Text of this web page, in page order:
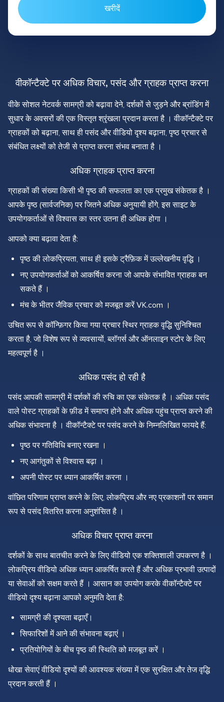
खरीदें
वीकॉन्टैक्टे पर अधिक विचार, पसंद और ग्राहक प्राप्त करना
वीके सोशल नेटवर्क सामग्री को बढ़ावा देने, दर्शकों से जुड़ने और ब्रांडिंग में
सुधार के अवसरों की एक विस्तृत श्रृंखला प्रदान करता है । वीकॉन्टैक्टे पर
ग्राहकों को बढ़ाना, साथ ही पसंद और वीडियो दृश्य बढ़ाना, पृष्ठ प्रचार से
संबंधित लक्ष्यों को तेजी से प्राप्त करना संभव बनाता है ।
अधिक ग्राहक प्राप्त करना
ग्राहकों की संख्या किसी भी पृष्ठ की सफलता का एक प्रमुख संकेतक है ।
आपके पृष्ठ (सार्वजनिक) पर जितने अधिक अनुयायी होंगे, इस साइट के
उपयोगकर्ताओं से विश्वास का स्तर उतना ही अधिक होगा ।
आपको क्या बढ़ावा देता है:
पृष्ठ की लोकप्रियता, साथ ही इसके ट्रैफ़िक में उल्लेखनीय वृद्धि ।
नए उपयोगकर्ताओं को आकर्षित करना जो आपके संभावित ग्राहक बन
सकते हैं ।
मंच के भीतर जैविक प्रचार को मजबूत करें VK.com ।
उचित रूप से कॉन्फ़िगर किया गया प्रचार स्थिर ग्राहक वृद्धि सुनिश्चित
करता है, जो विशेष रूप से व्यवसायों, ब्लॉगर्स और ऑनलाइन स्टोर के लिए
महत्वपूर्ण है ।
अधिक पसंद हो रही है
पसंद आपकी सामग्री में दर्शकों की रुचि का एक संकेतक है । अधिक पसंद
वाले पोस्ट ग्राहकों के फ़ीड में समाप्त होने और अधिक पहुंच प्राप्त करने की
अधिक संभावना है । वीकॉन्टैक्टे पर पसंद करने के निम्नलिखित फायदे हैं:
पृष्ठ पर गतिविधि बनाए रखना ।
नए आगंतुकों से विश्वास बढ़ा ।
अपनी पोस्ट पर ध्यान आकर्षित करना ।
वांछित परिणाम प्राप्त करने के लिए, लोकप्रिय और नए प्रकाशनों पर समान
रूप से पसंद वितरित करना अनुशंसित है ।
अधिक विचार प्राप्त करना
दर्शकों के साथ बातचीत करने के लिए वीडियो एक शक्तिशाली उपकरण है ।
लोकप्रिय वीडियो अधिक ध्यान आकर्षित करते हैं और अधिक प्रभावी उत्पादों
या सेवाओं को सक्षम करते हैं । आसान का उपयोग करके वीकॉन्टैक्टे पर
वीडियो दृश्य बढ़ाना आपको अनुमति देता है:
सामग्री की दृश्यता बढ़ाएँ।
सिफारिशों में आने की संभावना बढ़ाएं ।
प्रतियोगियों के बीच पृष्ठ की स्थिति को मजबूत करें ।
धोखा सेवाएं वीडियो दृश्यों की आवश्यक संख्या में एक सुरक्षित और तेज वृद्धि
प्रदान करती हैं ।